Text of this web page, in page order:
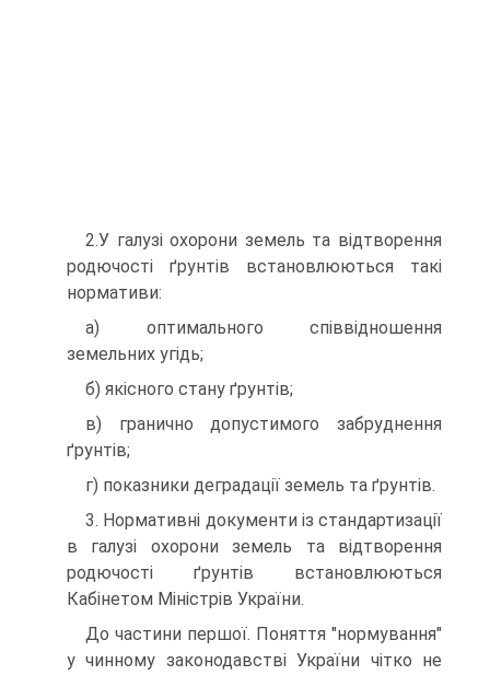
2.У галузі охорони земель та відтворення
родючості ґрунтів встановлю­ються такі
нормативи:
а) оптимального співвідношення
земельних угідь;
б) якісного стану ґрунтів;
в) гранично допустимого забруднення
ґрунтів;
г) показники деградації земель та ґрунтів.
3. Нормативні документи із стандартизації
в галузі охорони земель та відтворення
родючості ґрунтів встановлюються
Кабінетом Міністрів України.
До частини першої. Поняття "нормування"
у чинному законодавстві України чітко не